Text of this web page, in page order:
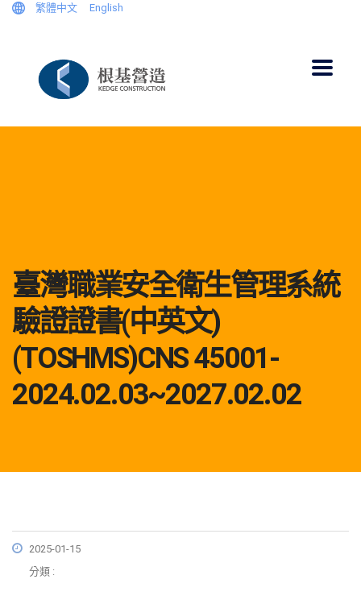
繁體中文 English
臺灣職業安全衛生管理系統
驗證證書(中英文)
(TOSHMS)CNS 45001-
2024.02.03~2027.02.02
2025-01-15
分類 :